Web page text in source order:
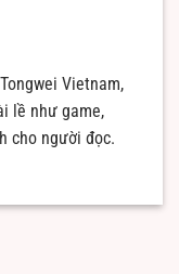
Vietnam,
lề như game,
cho người đọc.